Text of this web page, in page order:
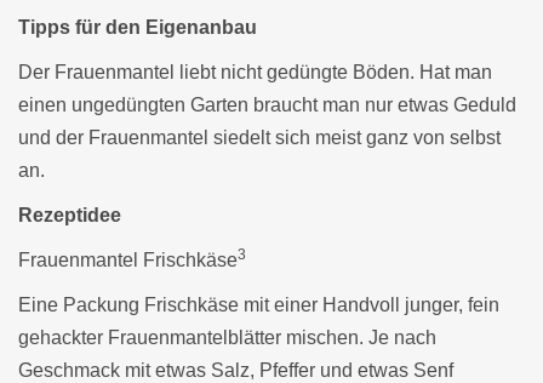
Tipps für den Eigenanbau
Der Frauenmantel liebt nicht gedüngte Böden. Hat man
einen ungedüngten Garten braucht man nur etwas Geduld
und der Frauenmantel siedelt sich meist ganz von selbst
an.
Rezeptidee
Frauenmantel Frischkäse3
Eine Packung Frischkäse mit einer Handvoll junger, fein
gehackter Frauenmantelblätter mischen. Je nach
Geschmack mit etwas Salz, Pfeffer und etwas Senf